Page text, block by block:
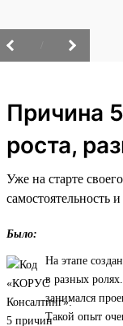
Причина
роста,
Уже на старте
самостоятельность
Было:
На этапе
в разных
занимался
Такой опыт